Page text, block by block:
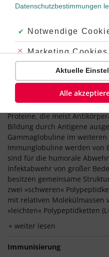
A B C D E F G
O
S
Anfangsbuchstabe
Immunglobuline
Immunglobuline (Abk. Ig)
Proteine, die meist
Bildung durch Antigene
Gammaglobuline im
Immunglobuline werden von
sind für die humorale
Infektabwehr von großer
besitzen gemeinsame
zwei »schweren«
mit relativen Molekülmassen
»leichten« Polypeptidketten
weiter lesen
Immunisierung
Datenschutzbestimmungen
Akzeptiert:
Notwendige
Abgelehnt:
Marketing Cookies
Abgelehnt:
Aktuelle
Alle